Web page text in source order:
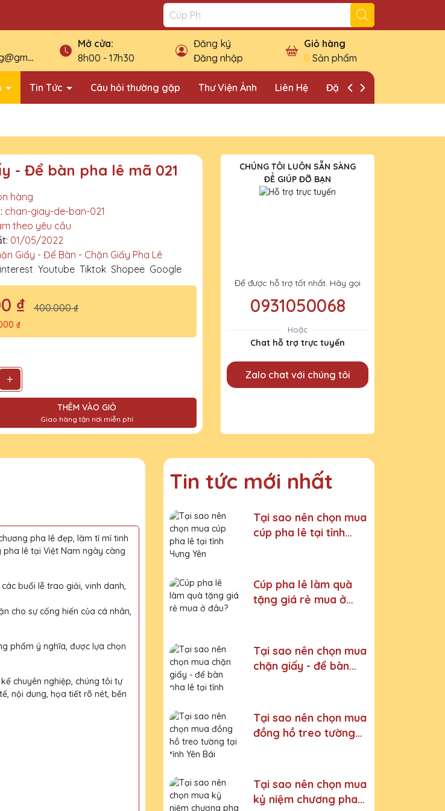
Mở cửa:
8h00 - 17h30
Đăng ký
Đăng nhập
Giỏ hàng
0 Sản phẩm
Tin Tức Câu hỏi thường gặp Thư Viện Ảnh Liên Hệ Đặt Lịch Khảo Sát
- Để bàn pha lê mã 021
hàng
chan-giay-de-ban-021
theo yêu cầu
01/05/2022
Giấy - Để Bàn - Chặn Giấy Pha Lê
Youtube Tiktok Shopee Google
₫ 400.000 ₫
₫
+
THÊM VÀO GIỎ
Giao hàng tận nơi miễn phí
CHÚNG TÔI LUÔN SẴN SÀNG
ĐỂ GIÚP ĐỠ BẠN
Để được hỗ trợ tốt nhất. Hãy gọi
0931050068
Hoặc
Chat hỗ trợ trực tuyến
Zalo chat với chúng tôi
pha lê đẹp, làm tỉ mỉ tinh
lê tại Việt Nam ngày càng
buổi lễ trao giải, vinh danh,
cho sự cống hiến của cá nhân,
phẩm ý nghĩa, được lựa chọn
chuyên nghiệp, chúng tôi tự
nội dung, họa tiết rõ nét, bền
Tin tức mới nhất
Tại sao nên chọn mua
cúp pha lê tại tỉnh
Cúp pha lê làm quà
tặng giá rẻ mua ở
Tại sao nên chọn mua
chặn giấy - để bàn
Tại sao nên chọn mua
đồng hồ treo tường
Tại sao nên chọn mua
kỷ niệm chương pha